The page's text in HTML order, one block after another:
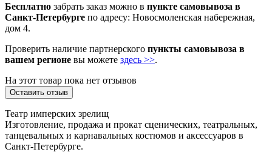
Бесплатно забрать заказ можно в пункте самовывоза в
Санкт-Петербурге по адресу: Новосмоленская набережная,
дом 4.
Проверить наличие партнерского пункты самовывоза в
вашем регионе вы можете здесь >>.
На этот товар пока нет отзывов
Оставить отзыв
Театр имперских зрелищ
Изготовление, продажа и прокат сценических, театральных,
танцевальных и карнавальных костюмов и аксессуаров в
Санкт-Петербурге.